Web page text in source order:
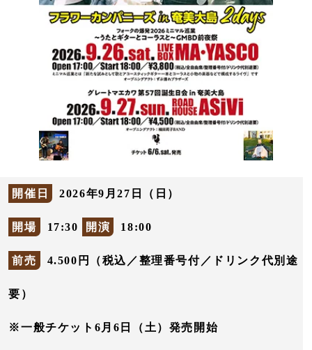
開催日 2026年9月27日（日）
開場 17:30 開演 18:00
前売 4.500円（税込／整理番号付／ドリンク代別途
要）
※一般チケット6月6日（土）発売開始